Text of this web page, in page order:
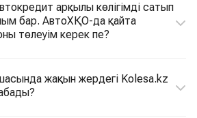
арқылы көлігімді сатып
бар. АвтоХҚО-да қайта
төлеуім керек пе?
жақын жердегі Kolesa.kz